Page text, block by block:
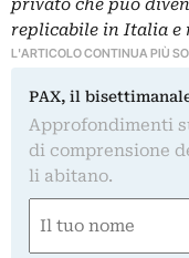
replicabile in Italia e
L'ARTICOLO CONTINUA PIÙ
PAX, il
Approfondimenti
di comprensione
li abitano.
(Obbligatorio)